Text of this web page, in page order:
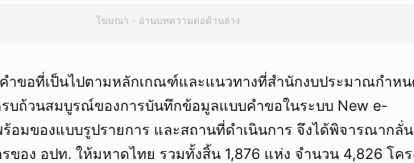
โฆษณา - อ่านบทความต่อด้านล่าง
ำขอที่เป็นไปตามหลักเกณฑ์และแนวทางที่สำนักงบประมาณกำหน
บถ้วนสมบูรณ์ของการบันทึกข้อมูลแบบคำขอในระบบ New e-
อมของแบบรูปรายการ และสถานที่ดำเนินการ จึงได้พิจารณากลั่
ของ อปท. ให้มหาดไทย รวมทั้งสิ้น 1,876 แห่ง จำนวน 4,826 โคร